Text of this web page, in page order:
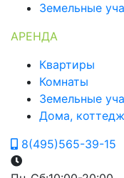
Земельные
АРЕНДА
Квартиры
Комнаты
Земельные
Дома,
8(495)565-39-15